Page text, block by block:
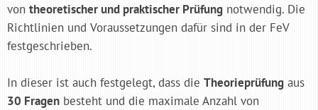
von theoretischer und praktischer Prüfung notwendig. Die
Richtlinien und Voraussetzungen dafür sind in der FeV
festgeschrieben.
In dieser ist auch festgelegt, dass die Theorieprüfung aus
30 Fragen besteht und die maximale Anzahl von